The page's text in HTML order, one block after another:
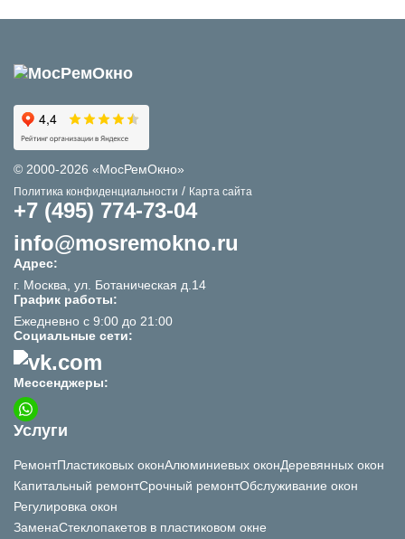
© 2000-2026 «МосРемОкно»
Политика конфиденциальности / Карта сайта
Услуги
РемонтПластиковых оконАлюминиевых оконДеревянных окон
Капитальный ремонтСрочный ремонтОбслуживание окон
Регулировка окон
ЗаменаСтеклопакетов в пластиковом окне
+7 (495) 774-73-04
info@mosremokno.ru
Адрес:
г. Москва, ул. Ботаническая д.14
График работы:
Ежедневно с 9:00 до 21:00
Социальные сети:
Мессенджеры: